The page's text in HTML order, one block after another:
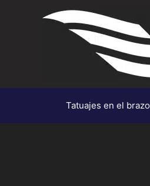
Tatuajes en el brazo